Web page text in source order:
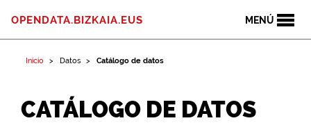
MENÚ
OPENDATA.BIZKAIA.EUS
Inicio Datos Catálogo de datos
CATÁLOGO DE DATOS